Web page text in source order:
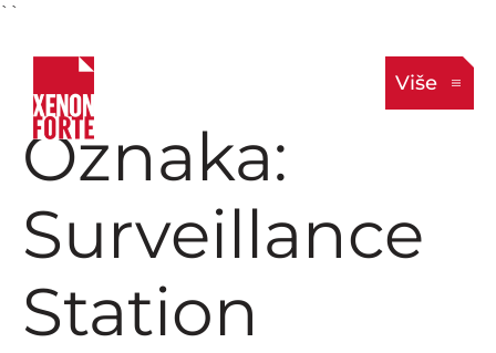
``
Više
Oznaka:
Surveillance
Station